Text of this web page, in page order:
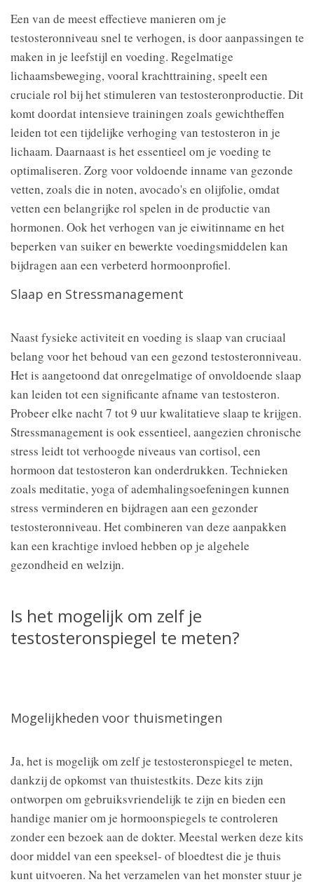
Een van de meest effectieve manieren om je
testosteronniveau snel te verhogen, is door aanpassingen te
maken in je leefstijl en voeding. Regelmatige
lichaamsbeweging, vooral krachttraining, speelt een
cruciale rol bij het stimuleren van testosteronproductie. Dit
komt doordat intensieve trainingen zoals gewichtheffen
leiden tot een tijdelijke verhoging van testosteron in je
lichaam. Daarnaast is het essentieel om je voeding te
optimaliseren. Zorg voor voldoende inname van gezonde
vetten, zoals die in noten, avocado's en olijfolie, omdat
vetten een belangrijke rol spelen in de productie van
hormonen. Ook het verhogen van je eiwitinname en het
beperken van suiker en bewerkte voedingsmiddelen kan
bijdragen aan een verbeterd hormoonprofiel.
Slaap en Stressmanagement
Naast fysieke activiteit en voeding is slaap van cruciaal
belang voor het behoud van een gezond testosteronniveau.
Het is aangetoond dat onregelmatige of onvoldoende slaap
kan leiden tot een significante afname van testosteron.
Probeer elke nacht 7 tot 9 uur kwalitatieve slaap te krijgen.
Stressmanagement is ook essentieel, aangezien chronische
stress leidt tot verhoogde niveaus van cortisol, een
hormoon dat testosteron kan onderdrukken. Technieken
zoals meditatie, yoga of ademhalingsoefeningen kunnen
stress verminderen en bijdragen aan een gezonder
testosteronniveau. Het combineren van deze aanpakken
kan een krachtige invloed hebben op je algehele
gezondheid en welzijn.
Is het mogelijk om zelf je
testosteronspiegel te meten?
Mogelijkheden voor thuismetingen
Ja, het is mogelijk om zelf je testosteronspiegel te meten,
dankzij de opkomst van thuistestkits. Deze kits zijn
ontworpen om gebruiksvriendelijk te zijn en bieden een
handige manier om je hormoonspiegels te controleren
zonder een bezoek aan de dokter. Meestal werken deze kits
door middel van een speeksel- of bloedtest die je thuis
kunt uitvoeren. Na het verzamelen van het monster stuur je